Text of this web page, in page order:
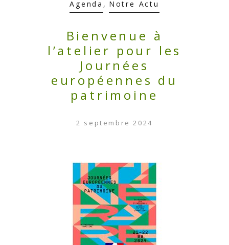
Agenda , Notre Actu
Bienvenue à
l’atelier pour les
Journées
européennes du
patrimoine
2 septembre 2024